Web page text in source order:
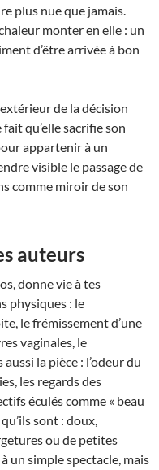
plus nue que jamais.
monter en elle : un
d’être arrivée à bon
de la décision
qu’elle sacrifie son
appartenir à un
visible le passage de
comme miroir de son
auteurs
donne vie à tes
physiques : le
le frémissement d’une
vaginales, le
la pièce : l’odeur du
les regards des
éculés comme « beau
sont : doux,
ou de petites
un simple spectacle, mais